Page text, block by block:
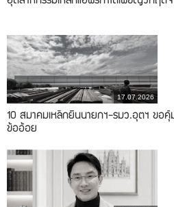
17.07.2026
10 สมาคมเหล็กยื่นนายกฯ-รมว.อุตฯ ขอคุ้
ข้ออ้อย